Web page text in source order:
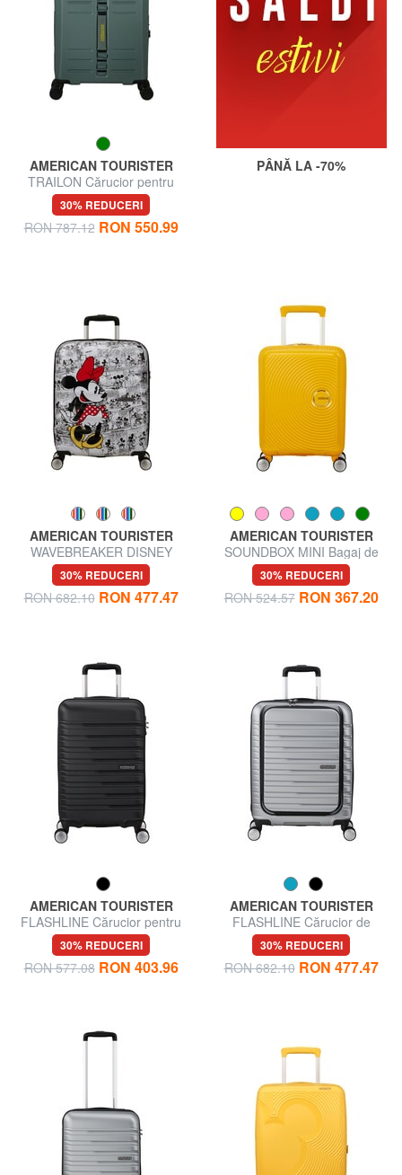
AMERICAN TOURISTER
TRAILON Cărucior pentru
bagaje de mână
30% REDUCERI
RON 787.12 RON 550.99
PÂNĂ LA -70%
AMERICAN TOURISTER
WAVEBREAKER DISNEY
Cărucior pentru bagaje de
mână
30% REDUCERI
RON 682.10 RON 477.47
AMERICAN TOURISTER
SOUNDBOX MINI Bagaj de
mână foarte mic
30% REDUCERI
RON 524.57 RON 367.20
AMERICAN TOURISTER
FLASHLINE Cărucior pentru
bagaje de mână
30% REDUCERI
RON 577.08 RON 403.96
AMERICAN TOURISTER
FLASHLINE Cărucior de
cabină cu buzunar pentru
laptop de 15,6".
30% REDUCERI
RON 682.10 RON 477.47